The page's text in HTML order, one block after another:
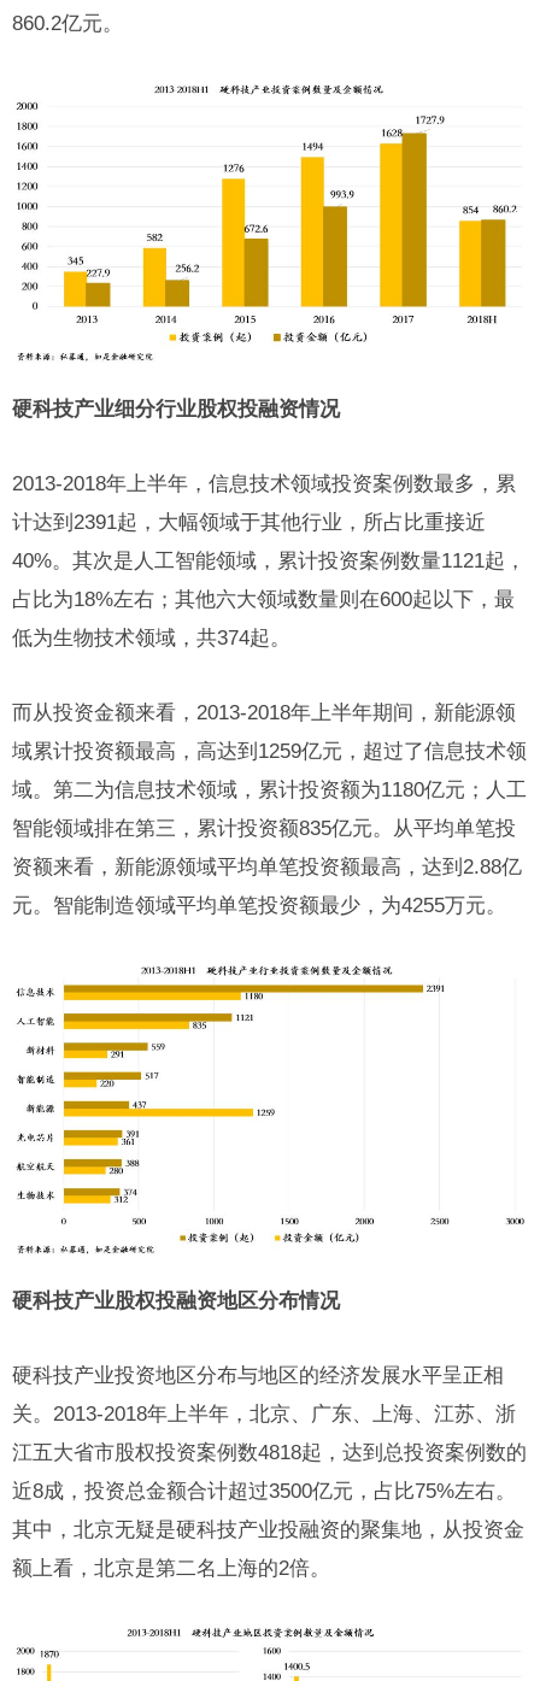
860.2亿元。
硬科技产业细分行业股权投融资情况
2013-2018年上半年，信息技术领域投资案例数最多，累
计达到2391起，大幅领域于其他行业，所占比重接近
40%。其次是人工智能领域，累计投资案例数量1121起，
占比为18%左右；其他六大领域数量则在600起以下，最
低为生物技术领域，共374起。
而从投资金额来看，2013-2018年上半年期间，新能源领
域累计投资额最高，高达到1259亿元，超过了信息技术领
域。第二为信息技术领域，累计投资额为1180亿元；人工
智能领域排在第三，累计投资额835亿元。从平均单笔投
资额来看，新能源领域平均单笔投资额最高，达到2.88亿
元。智能制造领域平均单笔投资额最少，为4255万元。
硬科技产业股权投融资地区分布情况
硬科技产业投资地区分布与地区的经济发展水平呈正相
关。2013-2018年上半年，北京、广东、上海、江苏、浙
江五大省市股权投资案例数4818起，达到总投资案例数的
近8成，投资总金额合计超过3500亿元，占比75%左右。
其中，北京无疑是硬科技产业投融资的聚集地，从投资金
额上看，北京是第二名上海的2倍。